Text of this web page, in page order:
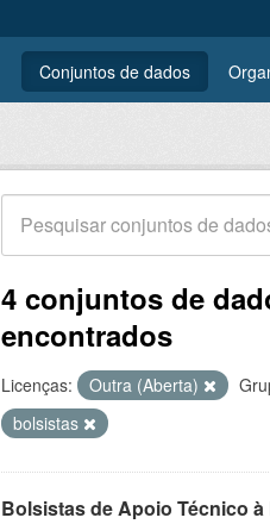
Conjuntos de dados
4 conjuntos de
encontrados
Licenças: Outra (Aberta)
bolsistas
Bolsistas de Apoio Técnico